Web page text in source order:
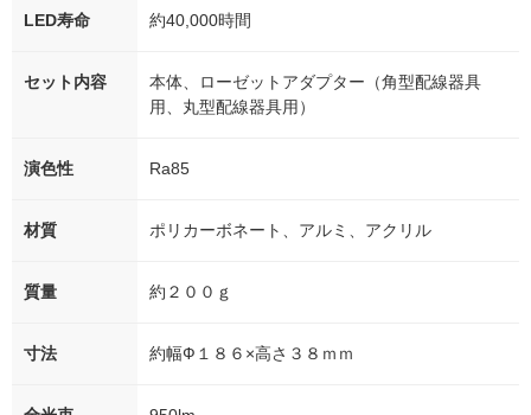
LED寿命 約40,000時間
セット内容
本体、ローゼットアダプター（角型配線器具
用、丸型配線器具用）
演色性 Ra85
材質 ポリカーボネート、アルミ、アクリル
質量 約２００ｇ
寸法 約幅Ф１８６×高さ３８ｍｍ